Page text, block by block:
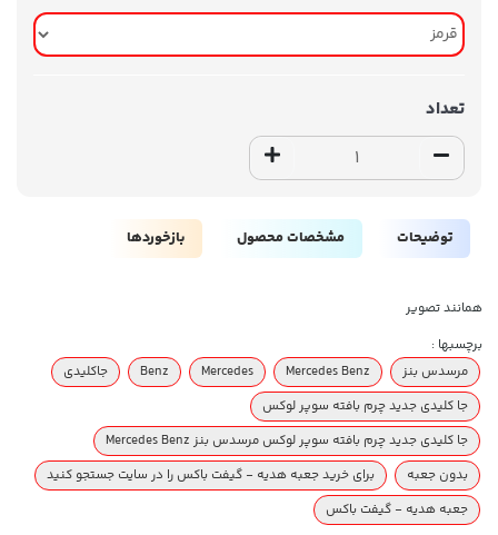
تعداد
توضیحات مشخصات محصول بازخوردها
همانند تصویر
برچسبها :
مرسدس بنز
Mercedes Benz
Mercedes
Benz
جاکلیدی
جا کلیدی جدید چرم بافته سوپر لوکس
جا کلیدی جدید چرم بافته سوپر لوکس مرسدس بنز Mercedes Benz
بدون جعبه
برای خرید جعبه هدیه - گیفت باکس را در سایت جستجو کنید
جعبه هدیه - گیفت باکس